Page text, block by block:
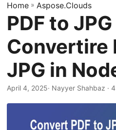
n
a
i
g
e
r
i
Home » Aspose.Clouds
PDF to
Convertire
JPG in
April 4, 2025· Nayyer Shahbaz ·